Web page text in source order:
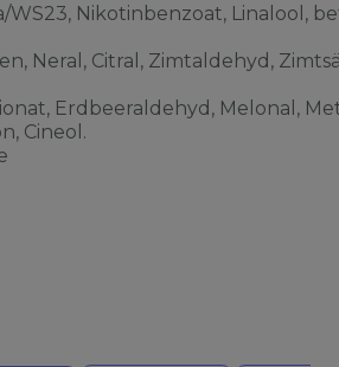
WS23, Nikotinbenzoat, Linalool,
Neral, Citral, Zimtaldehyd,
Erdbeeraldehyd, Melonal,
Cineol.